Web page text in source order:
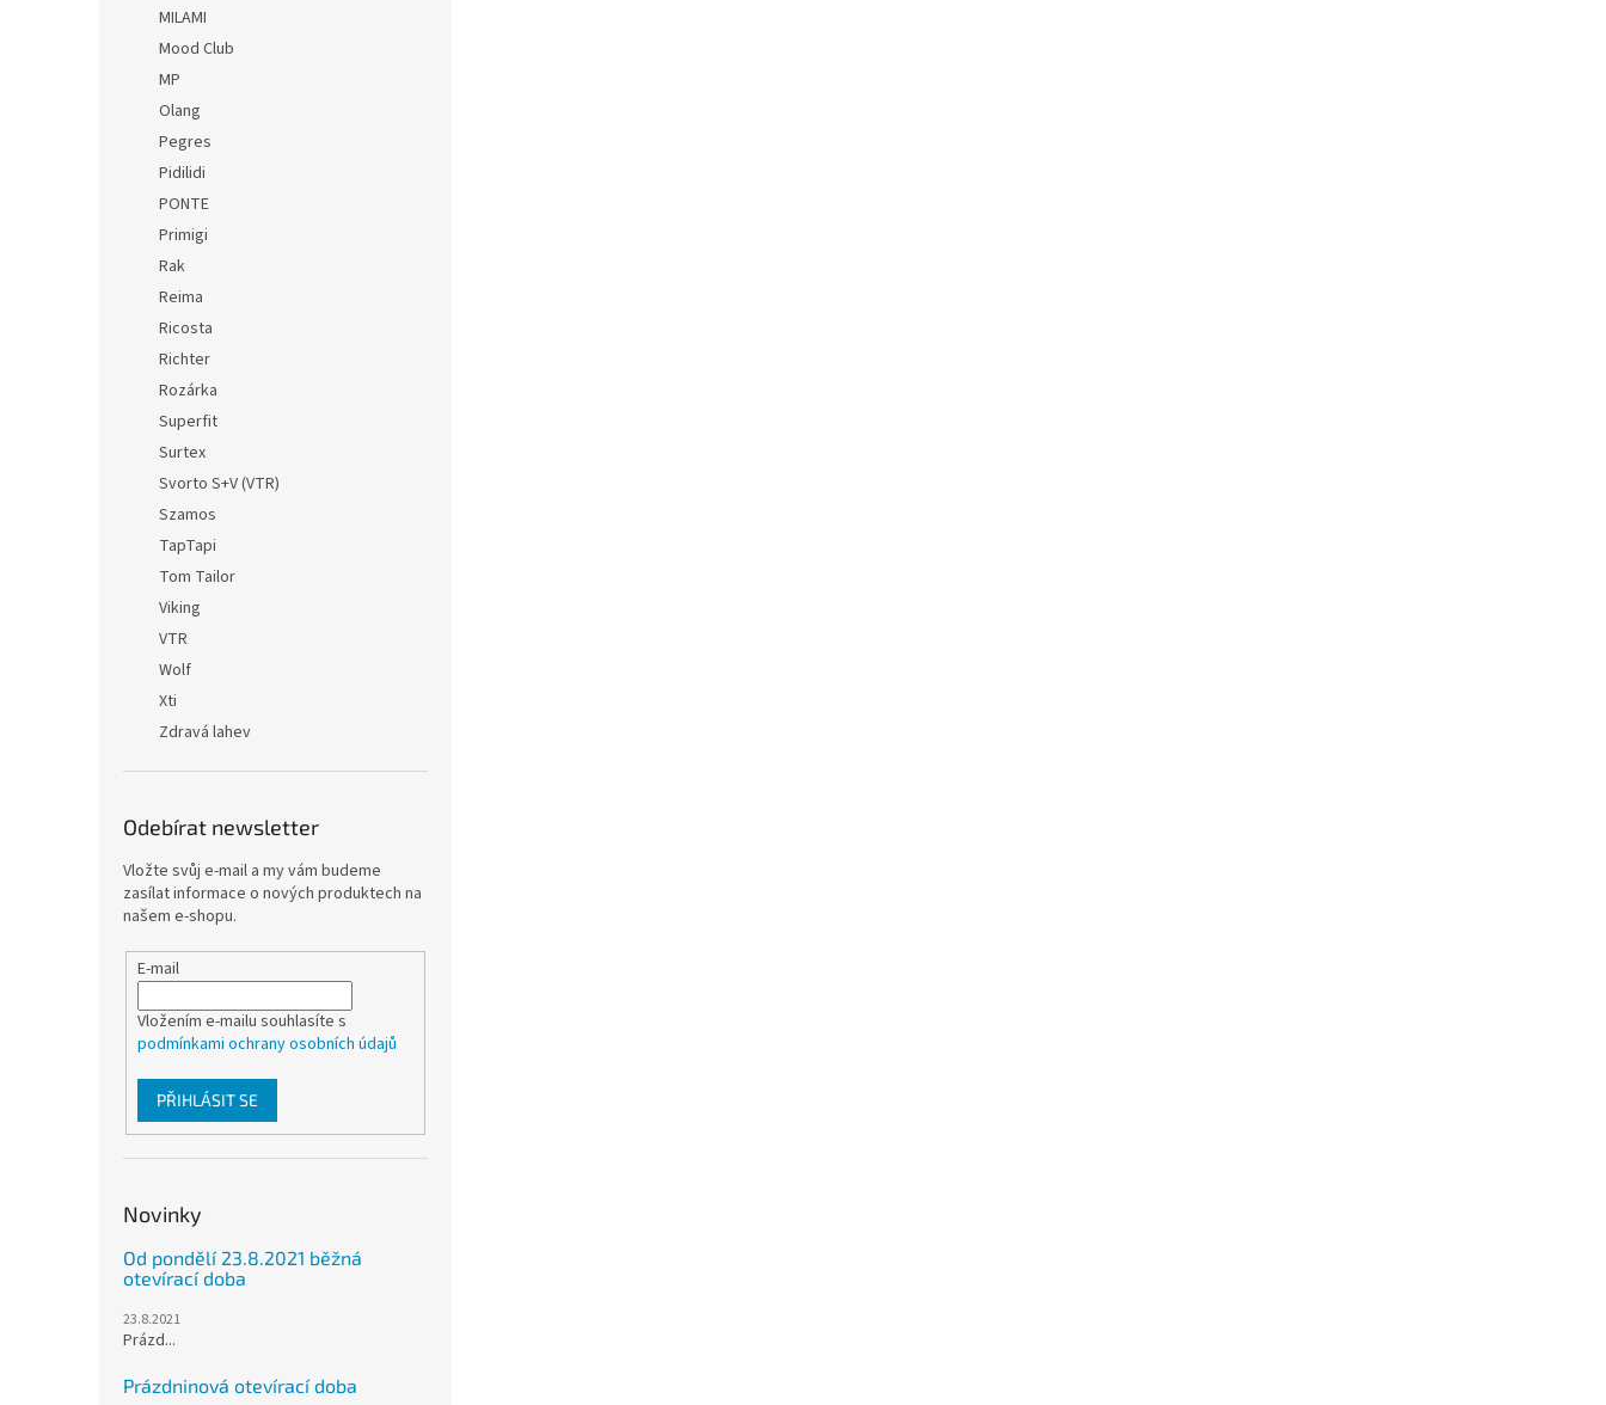
MILAMI
Mood Club
MP
Olang
Pegres
Pidilidi
PONTE
Primigi
Rak
Reima
Ricosta
Richter
Rozárka
Superfit
Surtex
Svorto S+V (VTR)
Szamos
TapTapi
Tom Tailor
Viking
VTR
Wolf
Xti
Zdravá lahev
Odebírat newsletter
Vložte svůj e-mail a my vám budeme
zasílat informace o nových produktech na
našem e-shopu.
E-mail
Vložením e-mailu souhlasíte s
podmínkami ochrany osobních údajů
PŘIHLÁSIT SE
Novinky
Od pondělí 23.8.2021 běžná
otevírací doba
23.8.2021
Prázd...
Prázdninová otevírací doba